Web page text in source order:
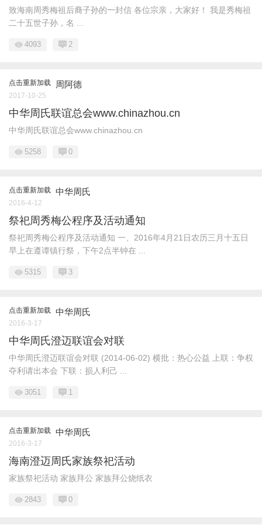
致海南周秀梅祖后裔子孙的一封信 各位宗亲，大家好！ 我是秀梅祖
二十五世子孙，名 ...
4093 2
点击重新加载 周阿德
2017-10-25
中华周氏联谊总会www.chinazhou.cn
中华周氏联谊总会www.chinazhou.cn
5258 0
点击重新加载 中华周氏
2016-4-12
祭祀周秀梅公程序及活动通知
祭祀周秀梅公程序及活动通知 一、2016年4月21日农历三月十五日
早上在遵谭镇行祭，下午2点半钟在 ...
5315 3
点击重新加载 中华周氏
2016-3-17
中华周氏澄迈联谊会对联
中华周氏澄迈联谊会对联 (2014-06-02) 横批：热心公益 上联：争权
夺利请出本会 下联：损人利己 ...
3051 1
点击重新加载 中华周氏
2016-3-17
海南澄迈周氏家族祭祀活动
家族祭祀活动 家族拜公 家族拜公烧纸衣
2843 0